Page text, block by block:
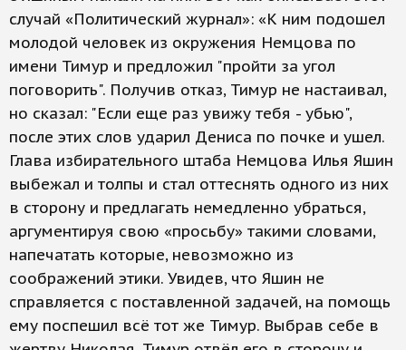
случай «Политический журнал»: «К ним подошел
молодой человек из окружения Немцова по
имени Тимур и предложил "пройти за угол
поговорить". Получив отказ, Тимур не настаивал,
но сказал: "Если еще раз увижу тебя - убью",
после этих слов ударил Дениса по почке и ушел.
Глава избирательного штаба Немцова Илья Яшин
выбежал и толпы и стал оттеснять одного из них
в сторону и предлагать немедленно убраться,
аргументируя свою «просьбу» такими словами,
напечатать которые, невозможно из
соображений этики. Увидев, что Яшин не
справляется с поставленной задачей, на помощь
ему поспешил всё тот же Тимур. Выбрав себе в